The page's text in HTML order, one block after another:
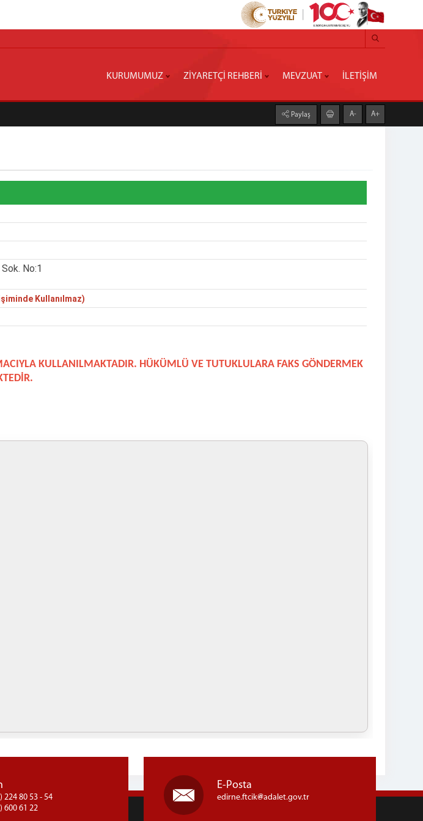
KURUMUMUZ ZİYARETÇİ REHBERİ MEVZUAT İLETİŞİM
Paylaş A- A+
No:1
Kullanılmaz)
KULLANILMAKTADIR. HÜKÜMLÜ VE TUTUKLULARA FAKS GÖNDERMEK
224 80 53 - 54
600 61 22
E-Posta
edirne.ftcik adalet.gov.tr